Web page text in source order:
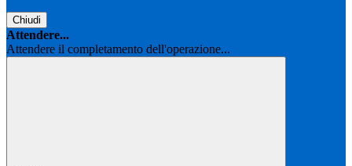
Chiudi
Attendere...
Attendere il completamento dell'operazione...